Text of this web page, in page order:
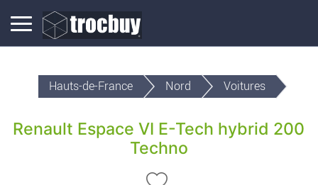
Hauts-de-France Nord Voitures
Renault Espace VI E-Tech hybrid 200
Techno